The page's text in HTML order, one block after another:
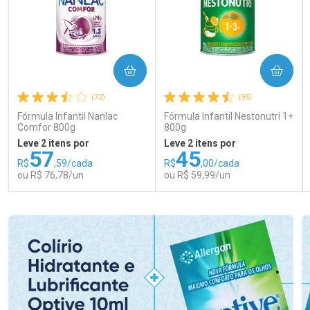
(72)
Fórmula Infantil Nanlac
Comfor 800g
Leve 2 itens por
R$57,59/cada
ou R$ 76,78/un
COMPRAR
(95)
Fórmula Infantil Nestonutri 1+
800g
Leve 2 itens por
R$45,00/cada
ou R$ 59,99/un
COMPRAR
Laboratório
Por Menos